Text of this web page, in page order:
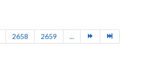
2658 2659 ...